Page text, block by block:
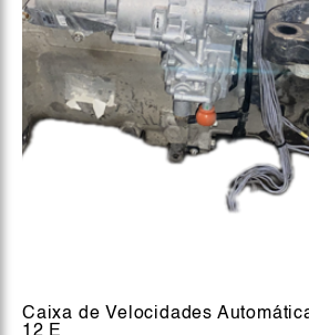
Caixa de Velocidades